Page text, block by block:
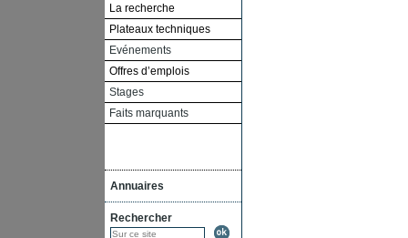
La recherche
Plateaux techniques
Evénements
Offres d’emplois
Stages
Faits marquants
Annuaires
Rechercher